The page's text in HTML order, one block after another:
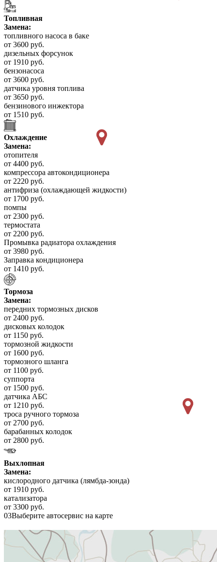
Топливная
Замена:
топливного насоса в баке
от 3600 руб.
дизельных форсунок
от 1910 руб.
бензонасоса
от 3600 руб.
датчика уровня топлива
от 3650 руб.
бензинового инжектора
от 1510 руб.
Охлаждение
Замена:
отопителя
от 4400 руб.
компрессора автокондиционера
от 2220 руб.
антифриза (охлаждающей жидкости)
от 1700 руб.
помпы
от 2300 руб.
термостата
от 2200 руб.
Промывка радиатора охлаждения
от 3980 руб.
Заправка кондиционера
от 1410 руб.
Тормоза
Замена:
передних тормозных дисков
от 2400 руб.
дисковых колодок
от 1150 руб.
тормозной жидкости
от 1600 руб.
тормозного шланга
от 1100 руб.
суппорта
от 1500 руб.
датчика АБС
от 1210 руб.
троса ручного тормоза
от 2700 руб.
барабанных колодок
от 2800 руб.
Выхлопная
Замена:
кислородного датчика (лямбда-зонда)
от 1910 руб.
катализатора
от 3300 руб.
03Выберите автосервис на карте